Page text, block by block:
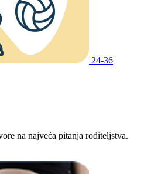
24-36
na najveća pitanja roditeljstva.